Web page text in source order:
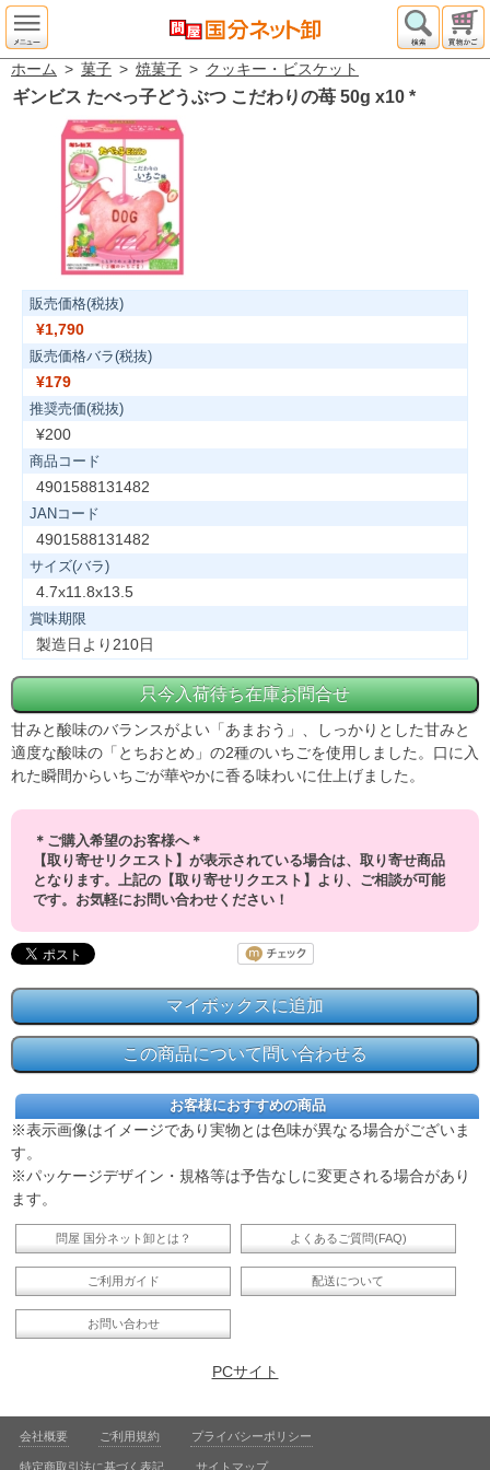
ホーム > 菓子 > 焼菓子 > クッキー・ビスケット
ギンビス たべっ子どうぶつ こだわりの苺 50g x10 *
販売価格(税抜)
¥1,790
販売価格バラ(税抜)
¥179
推奨売価(税抜)
¥200
商品コード
4901588131482
JANコード
4901588131482
サイズ(バラ)
4.7x11.8x13.5
賞味期限
製造日より210日
甘みと酸味のバランスがよい「あまおう」、しっかりとした甘みと
適度な酸味の「とちおとめ」の2種のいちごを使用しました。口に入
れた瞬間からいちごが華やかに香る味わいに仕上げました。
＊ご購入希望のお客様へ＊
【取り寄せリクエスト】が表示されている場合は、取り寄せ商品
となります。上記の【取り寄せリクエスト】より、ご相談が可能
です。お気軽にお問い合わせください！
お客様におすすめの商品
※表示画像はイメージであり実物とは色味が異なる場合がございま
す。
※パッケージデザイン・規格等は予告なしに変更される場合があり
ます。
問屋 国分ネット卸とは？ よくあるご質問(FAQ)
ご利用ガイド 配送について
お問い合わせ
PCサイト
会社概要 ご利用規約 プライバシーポリシー
特定商取引法に基づく表記 サイトマップ